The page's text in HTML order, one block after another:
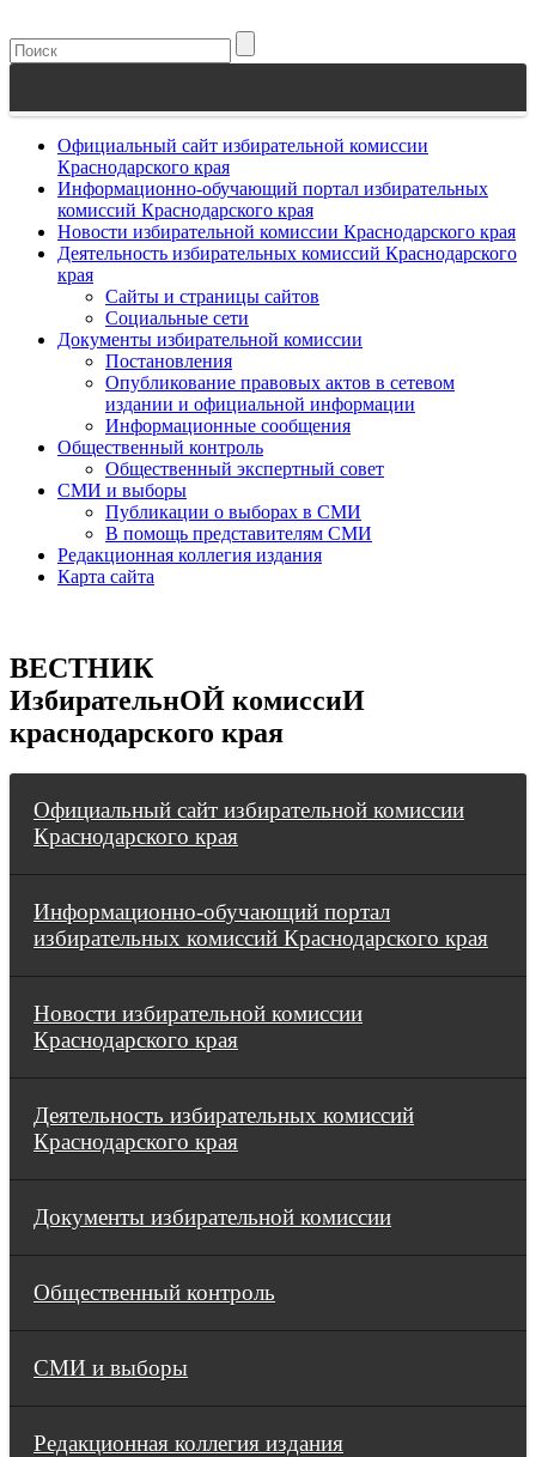
Официальный сайт избирательной комиссии
Краснодарского края
Информационно-обучающий портал избирательных
комиссий Краснодарского края
Новости избирательной комиссии Краснодарского края
Деятельность избирательных комиссий Краснодарского
края
Сайты и страницы сайтов
Социальные сети
Документы избирательной комиссии
Постановления
Опубликование правовых актов в сетевом
издании и официальной информации
Информационные сообщения
Общественный контроль
Общественный экспертный совет
СМИ и выборы
Публикации о выборах в СМИ
В помощь представителям СМИ
Редакционная коллегия издания
Карта сайта
ВЕСТНИК
ИзбирательнОЙ комиссиИ
краснодарского края
Официальный сайт избирательной комиссии
Краснодарского края
Информационно-обучающий портал
избирательных комиссий Краснодарского края
Новости избирательной комиссии
Краснодарского края
Деятельность избирательных комиссий
Краснодарского края
Документы избирательной комиссии
Общественный контроль
СМИ и выборы
Редакционная коллегия издания